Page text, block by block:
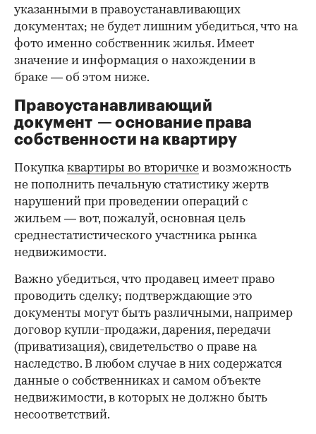
00:00 / 00:00
указанными в правоустанавливающих
документах; не будет лишним убедиться, что на
фото именно собственник жилья. Имеет
значение и информация о нахождении в
браке — об этом ниже.
Правоустанавливающий
документ — основание права
собственности на квартиру
Покупкаквартиры во вторичке и возможность
не пополнить печальную статистику жертв
нарушений при проведении операций с
жильем — вот, пожалуй, основная цель
среднестатистического участника рынка
недвижимости.
Важно убедиться, что продавец имеет право
проводить сделку; подтверждающие это
документы могут быть различными, например
договор купли-продажи, дарения, передачи
(приватизация), свидетельство о праве на
наследство. В любом случае в них содержатся
данные о собственниках и самом объекте
недвижимости, в которых не должно быть
несоответствий.